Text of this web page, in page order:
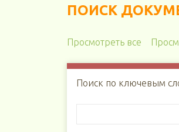
ПОИСК
Просмотреть все
Поиск по ключевым